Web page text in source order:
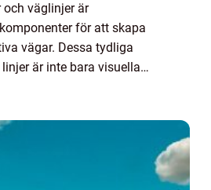
väglinjer är
för att skapa
vägar. Dessa tydliga
är inte bara visuella